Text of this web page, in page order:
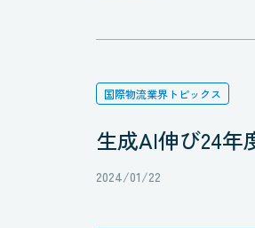
国際物流業界トピックス
生成AI伸び24年
2024/01/22